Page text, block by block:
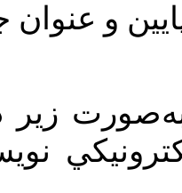
و عنوان